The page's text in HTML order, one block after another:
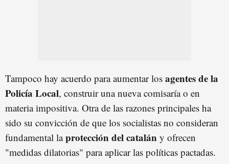
Tampoco hay acuerdo para aumentar los agentes de la
Policía Local, construir una nueva comisaría o en
materia impositiva. Otra de las razones principales ha
sido su convicción de que los socialistas no consideran
fundamental laprotección del catalán y ofrecen
"medidas dilatorias" para aplicar las políticas pactadas.